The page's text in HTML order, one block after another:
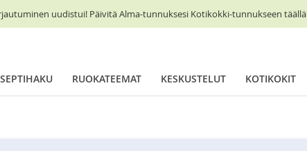
uudistui! Päivitä Alma-tunnuksesi Kotikokki-tunnukseen täällä
RUOKATEEMAT KESKUSTELUT KOTIKOKIT